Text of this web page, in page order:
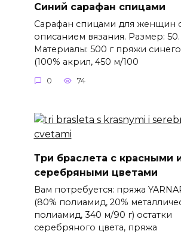
Синий сарафан спицами
Сарафан спицами для женщин
описанием вязания. Размер: 50.
Материалы: 500 г пряжи синего
(100% акрил, 450 м/100
0 74
Три браслета с красными
серебряными цветами
Вам потребуется: пряжа
(80% полиамид, 20%
полиамид, 340 м/90 г) остатки
серебряного цвета, пряжа